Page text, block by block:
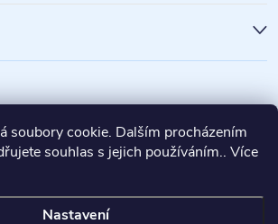
soubory cookie. Dalším procházením
souhlas s jejich používáním.. Více
Nastavení